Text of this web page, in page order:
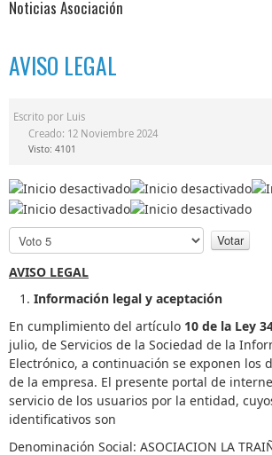
Noticias Asociación
AVISO LEGAL
Escrito por Luis
Creado: 12 Noviembre 2024
Visto: 4101
o
r
v
o
r
,
v
o
e
AVISO LEGAL
Información legal y aceptación
En cumplimiento del artículo 10 de la Ley
julio, de Servicios de la Sociedad de la
Electrónico, a continuación se exponen los
de la empresa. El presente portal de
servicio de los usuarios por la entidad,
identificativos son
Denominación Social: ASOCIACION LA